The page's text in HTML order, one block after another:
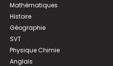
Mathématiques
Histoire
Géographie
SVT
Physique Chimie
Anglais